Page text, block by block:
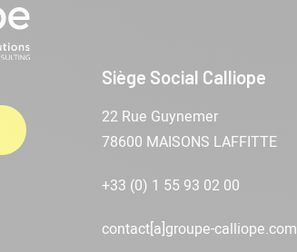
Siège Social Calliope
22 Rue Guynemer
78600 MAISONS LAFFITTE
+33 (0) 1 55 93 02 00
contact[a]groupe-calliope.com